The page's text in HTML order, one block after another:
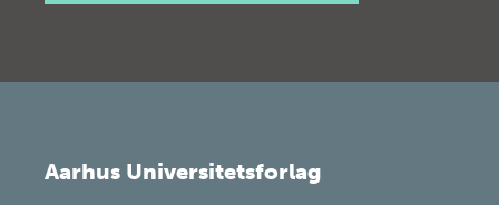
Aarhus Universitetsforlag